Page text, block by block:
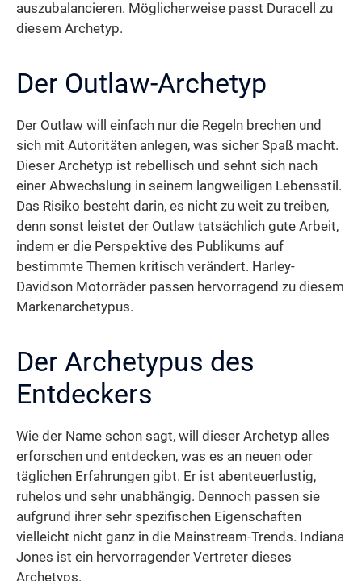
auszubalancieren. Möglicherweise passt Duracell zu
diesem Archetyp.
Der Outlaw-Archetyp
Der Outlaw will einfach nur die Regeln brechen und
sich mit Autoritäten anlegen, was sicher Spaß macht.
Dieser Archetyp ist rebellisch und sehnt sich nach
einer Abwechslung in seinem langweiligen Lebensstil.
Das Risiko besteht darin, es nicht zu weit zu treiben,
denn sonst leistet der Outlaw tatsächlich gute Arbeit,
indem er die Perspektive des Publikums auf
bestimmte Themen kritisch verändert. Harley-
Davidson Motorräder passen hervorragend zu diesem
Markenarchetypus.
Der Archetypus des
Entdeckers
Wie der Name schon sagt, will dieser Archetyp alles
erforschen und entdecken, was es an neuen oder
täglichen Erfahrungen gibt. Er ist abenteuerlustig,
ruhelos und sehr unabhängig. Dennoch passen sie
aufgrund ihrer sehr spezifischen Eigenschaften
vielleicht nicht ganz in die Mainstream-Trends. Indiana
Jones ist ein hervorragender Vertreter dieses
Archetyps.